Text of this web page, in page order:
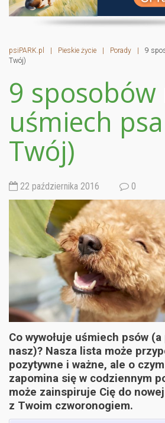
psiPARK.pl | Pieskie życie | Porady |
9
Twój)
9 sposobów
uśmiech
Twój)
22 października 2016 0
Co wywołuje uśmiech psów
nasz)? Nasza lista może
pozytywne i ważne, ale o
zapomina się w codziennym
może zainspiruje Cię do
z Twoim czworonogiem.